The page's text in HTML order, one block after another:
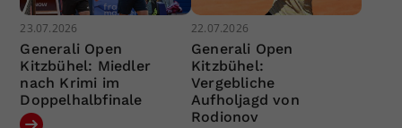
23.07.2026
Generali Open
Kitzbühel: Miedler
nach Krimi im
Doppelhalbfinale
22.07.2026
Generali Open
Kitzbühel:
Vergebliche
Aufholjagd von
Rodionov